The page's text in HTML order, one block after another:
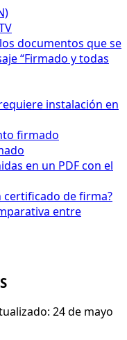
documentos que se
“Firmado y todas
instalación en
firmado
en un PDF con el
de firma?
entre
24 de mayo